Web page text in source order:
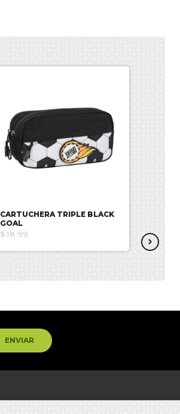
CARTUCHERA TRIPLE BLACK
GOAL
$18.99
$18.99
ENVIAR